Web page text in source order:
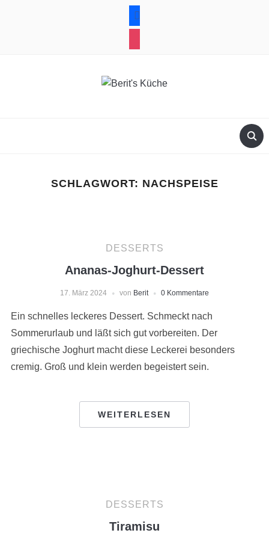
SCHLAGWORT: NACHSPEISE
DESSERTS
Ananas-Joghurt-Dessert
17. März 2024 von Berit 0 Kommentare
Ein schnelles leckeres Dessert. Schmeckt nach
Sommerurlaub und läßt sich gut vorbereiten. Der
griechische Joghurt macht diese Leckerei besonders
cremig. Groß und klein werden begeistert sein.
WEITERLESEN
DESSERTS
Tiramisu